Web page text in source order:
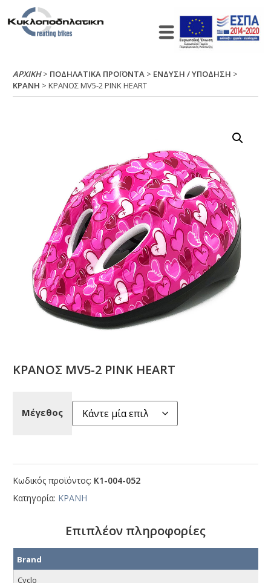
ΑΡΧΙΚΉ> ΠΟΔΗΛΑΤΙΚΑ ΠΡΟΪΟΝΤΑ > ΕΝΔΥΣΗ / ΥΠΟΔΗΣΗ >
ΚΡΑΝΗ > ΚΡΑΝΟΣ ΜV5-2 ΡΙΝΚ ΗΕΑRΤ
ΚΡΑΝΟΣ ΜV5-2 ΡΙΝΚ ΗΕΑRΤ
Μέγεθος
Κωδικός προϊόντος: Κ1-004-052
Κατηγορία: ΚΡΑΝΗ
Επιπλέον πληροφορίες
Brand
Cyclo